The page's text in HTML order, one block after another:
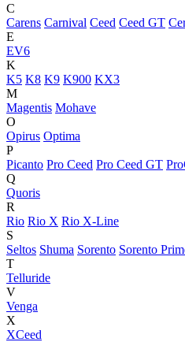
C
Carens Carnival Ceed Ceed GT
E
EV6
K
K5 K8 K9 K900 KX3
M
Magentis Mohave
O
Opirus Optima
P
Picanto Pro Ceed Pro Ceed GT
Q
Quoris
R
Rio Rio X Rio X-Line
S
Seltos Shuma Sorento Sorento
T
Telluride
V
Venga
X
XCeed